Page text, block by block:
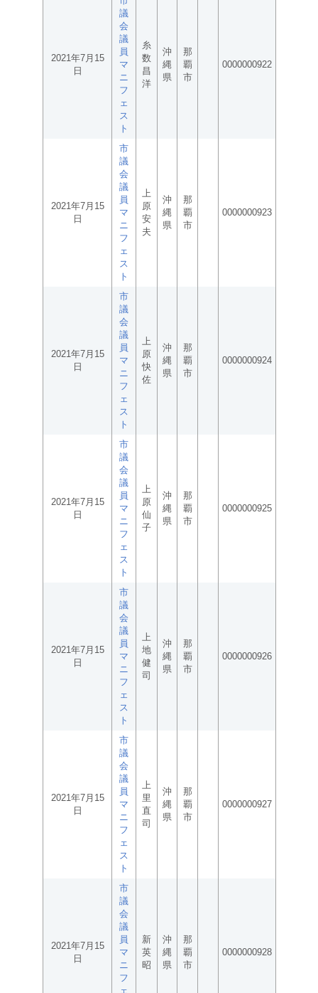
2021年7月15
日
議
会
議
員
マ
ニ
フ
ェ
ス
ト
糸
数
昌
洋
沖
縄
県
那
覇
市
0000000922
2021年7月15
日
市
議
会
議
員
マ
ニ
フ
ェ
ス
ト
上
原
安
夫
沖
縄
県
那
覇
市
0000000923
2021年7月15
日
市
議
会
議
員
マ
ニ
フ
ェ
ス
ト
上
原
快
佐
沖
縄
県
那
覇
市
0000000924
2021年7月15
日
市
議
会
議
員
マ
ニ
フ
ェ
ス
ト
上
原
仙
子
沖
縄
県
那
覇
市
0000000925
2021年7月15
日
市
議
会
議
員
マ
ニ
フ
ェ
ス
ト
上
地
健
司
沖
縄
県
那
覇
市
0000000926
2021年7月15
日
市
議
会
議
員
マ
ニ
フ
ェ
ス
ト
上
里
直
司
沖
縄
県
那
覇
市
0000000927
2021年7月15
日
市
議
会
議
員
マ
ニ
フ
ェ
新
英
昭
沖
縄
県
那
覇
市
0000000928